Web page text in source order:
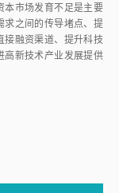
本市场发育不足是主要
求之间的传导堵点、提
接融资渠道、提升科技
高新技术产业发展提供